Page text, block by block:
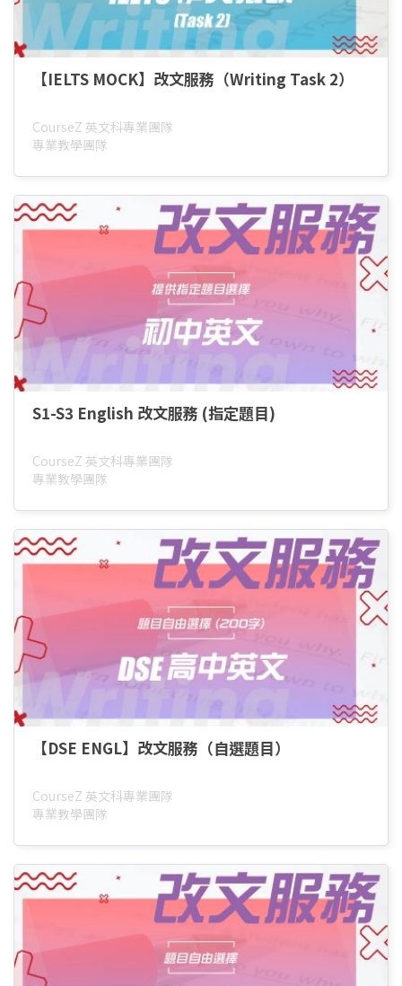
【IELTS MOCK】改文服務（Writing Task 2）
CourseZ 英文科專業團隊
專業教學團隊
S1-S3 English 改文服務 (指定題目)
CourseZ 英文科專業團隊
專業教學團隊
【DSE ENGL】改文服務（自選題目）
CourseZ 英文科專業團隊
專業教學團隊